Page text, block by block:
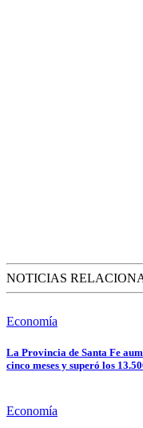
NOTICIAS
Economía
La Provincia de Santa Fe
cinco meses y superó los
Economía